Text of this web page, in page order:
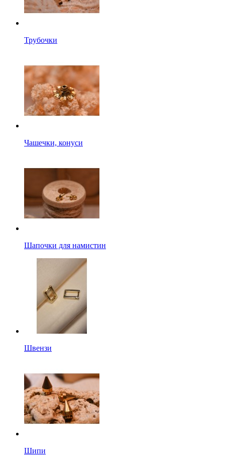
Трубочки
Чашечки, конуси
Шапочки для намистин
Швензи
Шипи